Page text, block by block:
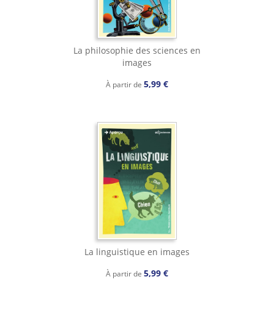
La philosophie des sciences en
images
À partir de 5,99 €
La linguistique en images
À partir de 5,99 €